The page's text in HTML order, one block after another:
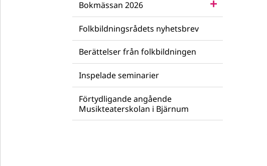
Bokmässan 2026
Folkbildningsrådets nyhetsbrev
Berättelser från folkbildningen
Inspelade seminarier
Förtydligande angående
Musikteaterskolan i Bjärnum